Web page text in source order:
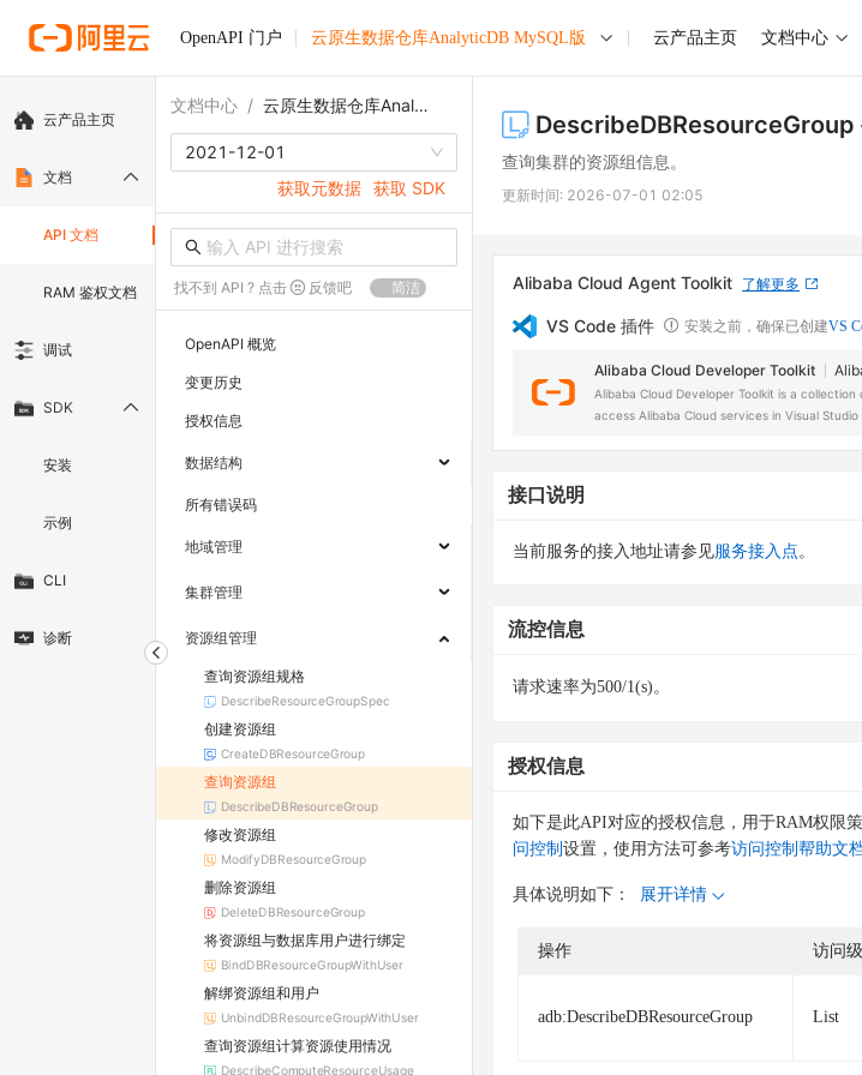
OpenAPI 门户 云原生数据仓库AnalyticDB MySQL版 云产品主页 文档中心
云产品主页
文档
API 文档
RAM 鉴权文档
调试
SDK
安装
示例
CLI
诊断
文档中心 / 云原生数据仓库AnalyticDB MySQL版
2021-12-01
获取元数据 获取 SDK
找不到 API ? 点击 反馈吧 简洁
OpenAPI 概览
变更历史
授权信息
数据结构
所有错误码
地域管理
集群管理
资源组管理
查询资源组规格
DescribeResourceGroupSpec
创建资源组
CreateDBResourceGroup
查询资源组
DescribeDBResourceGroup
修改资源组
ModifyDBResourceGroup
删除资源组
DeleteDBResourceGroup
将资源组与数据库用户进行绑定
BindDBResourceGroupWithUser
解绑资源组和用户
UnbindDBResourceGroupWithUser
查询资源组计算资源使用情况
DescribeComputeResourceUsage
DescribeDBResourceGroup
查询集群的资源组信息。
更新时间: 2026-07-01 02:05
Alibaba Cloud Agent Toolkit 了解更多
VS Code 插件 安装之前，确保已创建VS
Alibaba Cloud Developer Toolkit
Alibaba Cloud Developer Toolkit is a
access Alibaba Cloud services in Visual Studio
接口说明
当前服务的接入地址请参见服务接入点。
流控信息
请求速率为500/1(s)。
授权信息
如下是此API对应的授权信息，用于RAM权限
问控制 设置，使用方法可参考访问控制帮助文
具体说明如下： 展开详情
操作 访问
adb:DescribeDBResourceGroup List